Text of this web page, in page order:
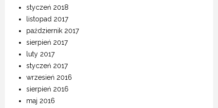
styczeń 2018
listopad 2017
październik 2017
sierpień 2017
luty 2017
styczeń 2017
wrzesień 2016
sierpień 2016
maj 2016